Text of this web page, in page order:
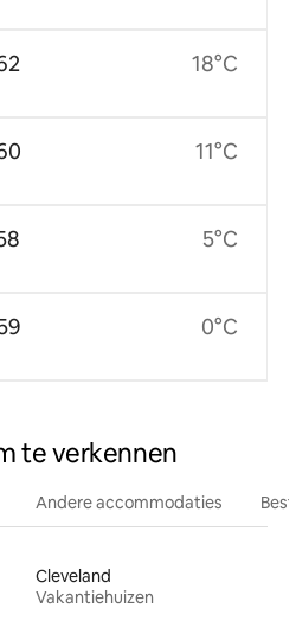
18°C
11°C
5°C
0°C
te verkennen
Andere accommodaties
Cleveland
Vakantiehuizen